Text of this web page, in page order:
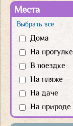
Места
Выбрать все
Дома
На прогулке
В поездке
На пляже
На даче
На природе